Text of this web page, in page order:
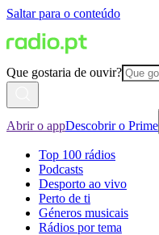
Saltar para o conteúdo
Que gostaria de ouvir?
Abrir o appDescobrir o Prime
Top 100 rádios
Podcasts
Desporto ao vivo
Perto de ti
Géneros musicais
Rádios por tema